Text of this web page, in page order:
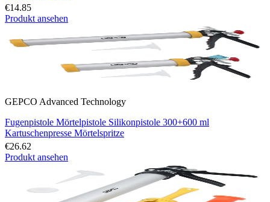
€14.85
Produkt ansehen
GEPCO Advanced Technology
Fugenpistole Mörtelpistole Silikonpistole 300+600 ml
Kartuschenpresse Mörtelspritze
€26.62
Produkt ansehen